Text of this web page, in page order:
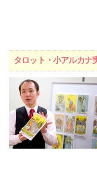
タロット・小アルカナ